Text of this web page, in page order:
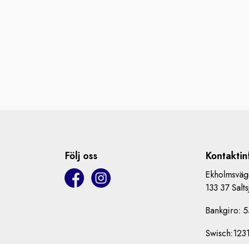
Följ oss
133 37
Bankgiro: